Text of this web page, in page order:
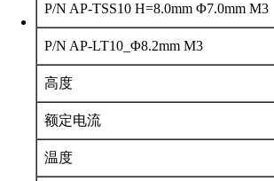
P/N AP-TSS10 H=8.0mm Φ7.0mm M3
P/N AP-LT10_Φ8.2mm M3
高度
额定电流
温度
地址：深圳市南山区后海大道港湾创业大厦
Copyright © 2024-